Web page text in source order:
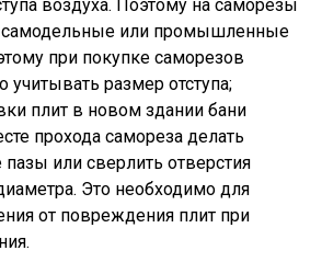
воздуха. Поэтому на саморезы
самодельные или промышленные
при покупке саморезов
учитывать размер отступа;
плит в новом здании бани
прохода самореза делать
или сверлить отверстия
Это необходимо для
от повреждения плит при